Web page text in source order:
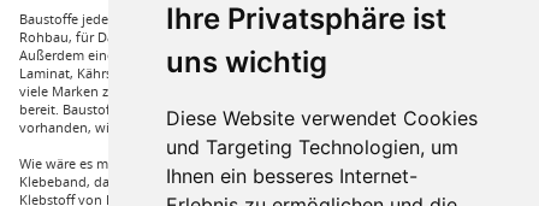
Ihre Privatsphäre ist
uns wichtig
Diese Website verwendet Cookies
und Targeting Technologien, um
Ihnen ein besseres Internet-
Baustoffe jeder Art die sie für ihren Haus benötigen, wie beispielsweise für den
Rohbau, für Dämmungen für ihr Haus und für den Innenausbau. Wir führen
Außerdem eine große Auswahl an Bodenbelägen wie GUNREBEN Parkett, JOKA
Laminat, Kährs Parkett, Pardor Laminat, PCV Boden der Marke Wefloor und
viele Marken zu Fliesen, hierzu steht unser Service Team aus Fachprofis zur Hilfe
bereit. Baustoffe für den Außenbereich haben wir ebenso in unserem Sortiment
vorhanden, wie Dachfenster, Gartenhäuser und auch diverse Zäune.
Wie wäre es mit Klebstoffe von Uzin, wie zum Beispiel das Aluminium
Klebeband, dass Sie auch bei hoher Hitze einsetzen können oder auch ein
Klebstoff von Bona, dass für verkleben von Massivholzdielen in Einsatz kommt.